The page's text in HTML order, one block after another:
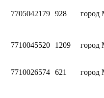
7705042179 928 город
7710045520 1209 город
7710026574 621 город